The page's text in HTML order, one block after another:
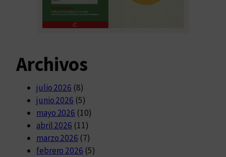
Archivos
julio 2026 (8)
junio 2026 (5)
mayo 2026 (10)
abril 2026 (11)
marzo 2026 (7)
febrero 2026 (5)